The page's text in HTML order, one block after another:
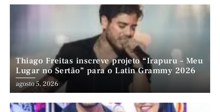
Thiago Freitas inscreve projeto “Irapuru – Meu
Lugar no Sertão” para o Latin Grammy 2026
agosto 5, 2026